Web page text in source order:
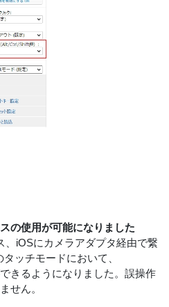
の使用が可能になりました
、iOSにカメラアダプタ経由で繋
ッチモードにおいて、
きるようになりました。誤操作
せん。